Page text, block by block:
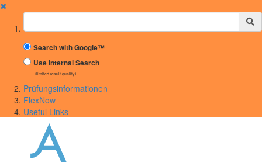
✖
Suchbegriff
Search with Google™
Use Internal Search
(limited result quality)
Prüfungsinformationen
FlexNow
Useful Links